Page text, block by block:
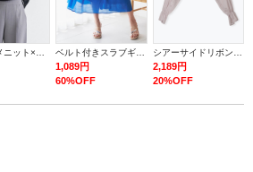
透かしラメニット×タンク ベルト付きスラブギャザーロングスカート
1,089円
60%OFF
シアーサイドリボンフリルショートシャツ
2,189円
20%OFF